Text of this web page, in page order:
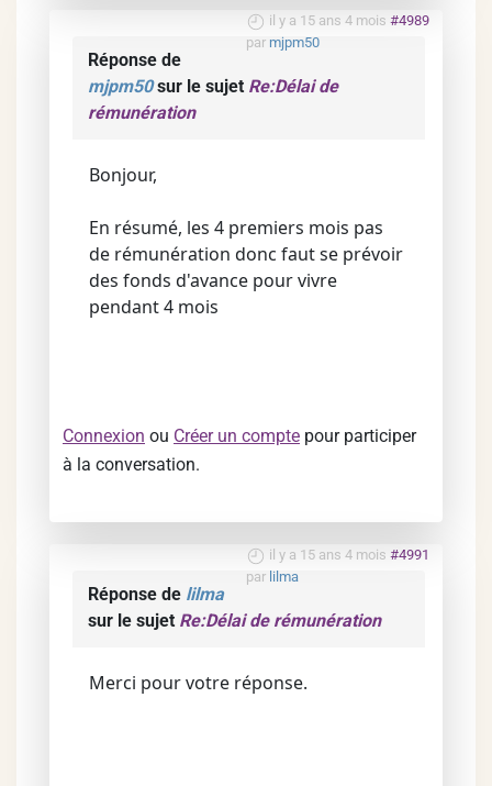
il y a 15 ans 4 mois #4989
par mjpm50
Réponse de
mjpm50sur le sujet Re:Délai de
rémunération
Bonjour,
En résumé, les 4 premiers mois pas
de rémunération donc faut se prévoir
des fonds d'avance pour vivre
pendant 4 mois
Connexion ou Créer un compte pour participer
à la conversation.
il y a 15 ans 4 mois #4991
par lilma
Réponse de lilma
sur le sujet Re:Délai de rémunération
Merci pour votre réponse.